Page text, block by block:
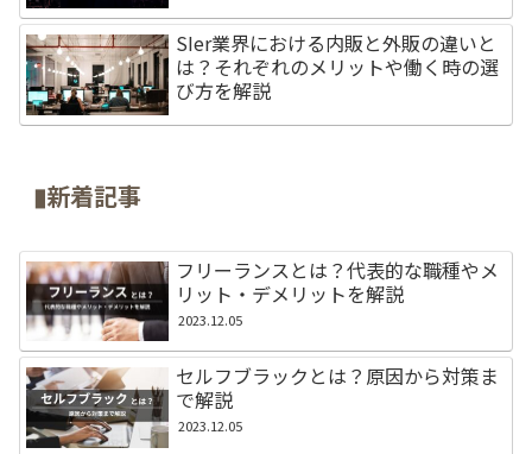
SIer業界における内販と外販の違いと
は？それぞれのメリットや働く時の選
び方を解説
▮新着記事
フリーランスとは？代表的な職種やメ
リット・デメリットを解説
2023.12.05
セルフブラックとは？原因から対策ま
で解説
2023.12.05